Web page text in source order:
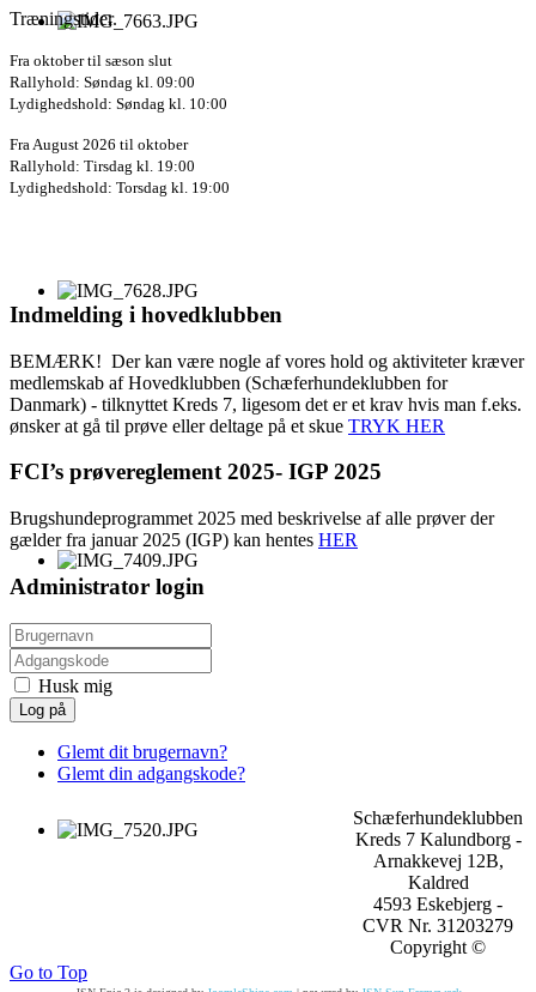
Træningstider.
Fra oktober til sæson slut
Rallyhold: Søndag kl. 09:00
Lydighedshold: Søndag kl. 10:00
Fra August 2026 til oktober
Rallyhold: Tirsdag kl. 19:00
Lydighedshold: Torsdag kl. 19:00
Indmelding i hovedklubben
BEMÆRK! Der kan være nogle af vores hold og aktiviteter kræver
medlemskab af Hovedklubben (Schæferhundeklubben for
Danmark) - tilknyttet Kreds 7, ligesom det er et krav hvis man f.eks.
ønsker at gå til prøve eller deltage på et skue TRYK HER
FCI’s prøvereglement 2025- IGP 2025
Brugshundeprogrammet 2025 med beskrivelse af alle prøver der
gælder fra januar 2025 (IGP) kan hentes HER
Administrator login
Husk mig
Log på
Glemt dit brugernavn?
Glemt din adgangskode?
Schæferhundeklubben
Kreds 7 Kalundborg -
Arnakkevej 12B,
Kaldred
4593 Eskebjerg -
CVR Nr. 31203279
Copyright ©
Go to Top